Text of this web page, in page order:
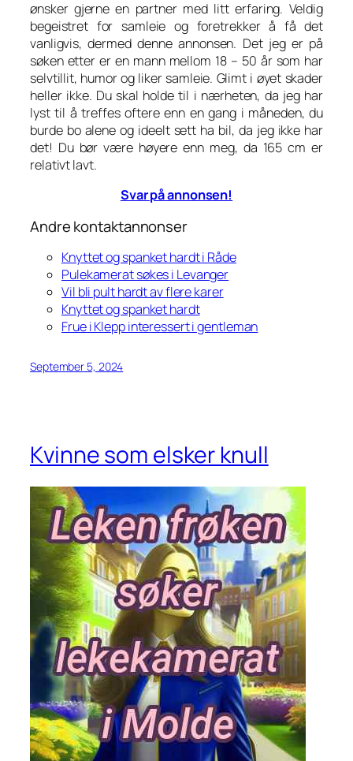
ønsker gjerne en partner med litt erfaring. Veldig
begeistret for samleie og foretrekker å få det
vanligvis, dermed denne annonsen. Det jeg er på
søken etter er en mann mellom 18 – 50 år som har
selvtillit, humor og liker samleie. Glimt i øyet skader
heller ikke. Du skal holde til i nærheten, da jeg har
lyst til å treffes oftere enn en gang i måneden, du
burde bo alene og ideelt sett ha bil, da jeg ikke har
det! Du bør være høyere enn meg, da 165 cm er
relativt lavt.
Svar på annonsen!
Andre kontaktannonser
Knyttet og spanket hardt i Råde
Pulekamerat søkes i Levanger
Vil bli pult hardt av flere karer
Knyttet og spanket hardt
Frue i Klepp interessert i gentleman
September 5, 2024
Kvinne som elsker knull